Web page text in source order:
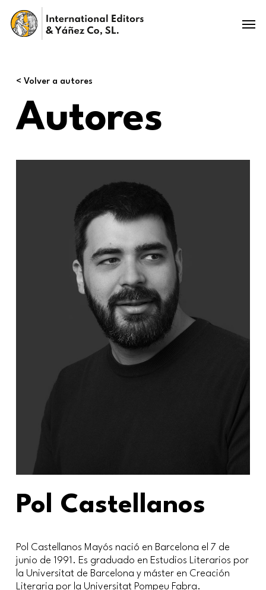
main
< Volver a autores
Autores
Pol Castellanos
Pol Castellanos Mayós nació en Barcelona el 7 de
junio de 1991. Es graduado en Estudios Literarios por
la Universitat de Barcelona y máster en Creación
Literaria por la Universitat Pompeu Fabra.